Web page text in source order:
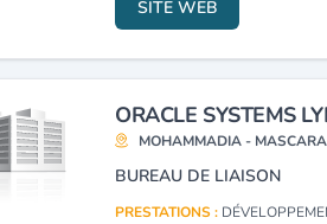
SITE WEB
ORACLE SYSTEMS
MOHAMMADIA - MASCARA
BUREAU DE LIAISON
PRESTATIONS :